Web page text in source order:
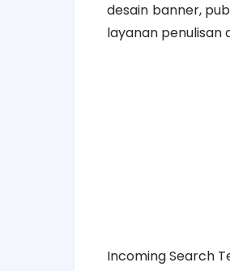
desain banner,
layanan penulisan
Incoming Search